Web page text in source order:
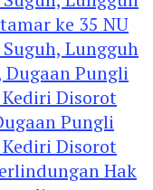
ke 35 NU
Lungguh
Pungli
Disorot